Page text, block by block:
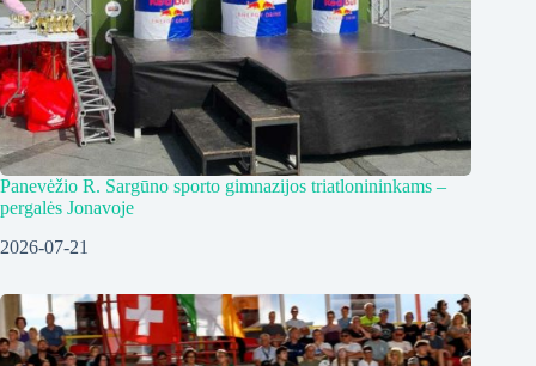
Panevėžio R. Sargūno sporto gimnazijos triatlonininkams –
pergalės Jonavoje
2026-07-21